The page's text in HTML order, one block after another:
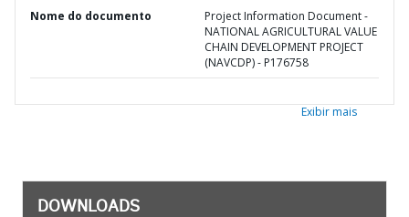
Nome do documento
Project Information Document -
NATIONAL AGRICULTURAL VALUE
CHAIN DEVELOPMENT PROJECT
(NAVCDP) - P176758
Exibir mais
DOWNLOADS